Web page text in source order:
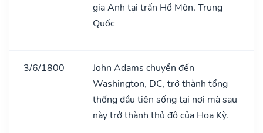
gia Anh tại trấn Hổ Môn, Trung
Quốc
3/6/1800
John Adams chuyển đến
Washington, DC, trở thành tổng
thống đầu tiên sống tại nơi mà sau
này trở thành thủ đô của Hoa Kỳ.